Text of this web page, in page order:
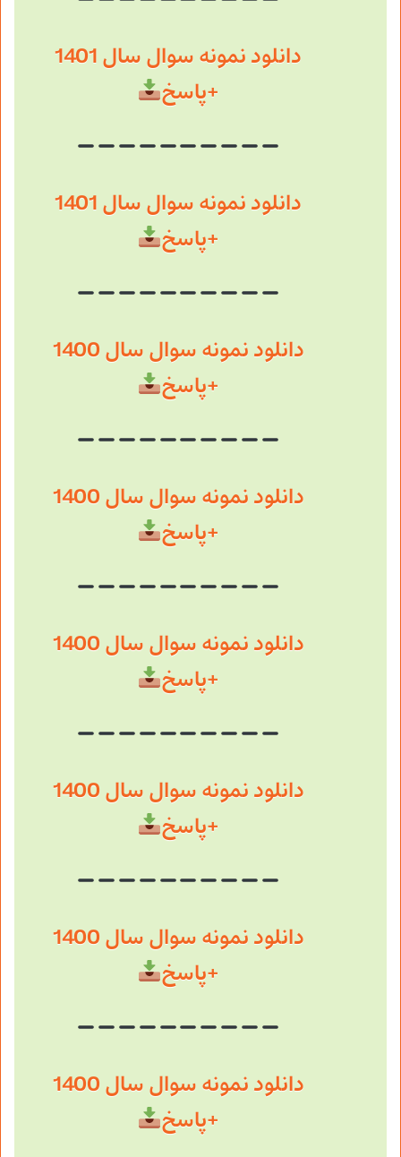
دانلود نمونه سوال سال 1401
+پاسخ
دانلود نمونه سوال سال 1401
+پاسخ
دانلود نمونه سوال سال 1400
+پاسخ
دانلود نمونه سوال سال 1400
+پاسخ
دانلود نمونه سوال سال 1400
+پاسخ
دانلود نمونه سوال سال 1400
+پاسخ
دانلود نمونه سوال سال 1400
+پاسخ
دانلود نمونه سوال سال 1400
+پاسخ